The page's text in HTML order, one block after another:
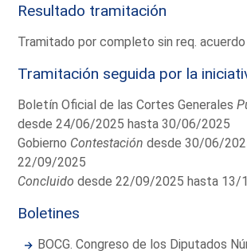
Resultado tramitación
Tramitado por completo sin req.
Tramitación seguida por la
Boletín Oficial de las Cortes Generales
desde 24/06/2025 hasta 30/06/2025
Gobierno Contestación desde 30/06/
22/09/2025
Concluido desde 22/09/2025 hasta 13/
Boletines
BOCG. Congreso de los Diputados